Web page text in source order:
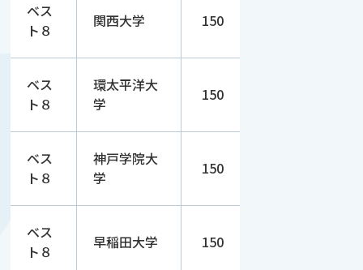
ベス
ト８
関西大学 150
ベス
ト８
環太平洋大
学
150
ベス
ト８
神戸学院大
学
150
ベス
ト８
早稲田大学 150